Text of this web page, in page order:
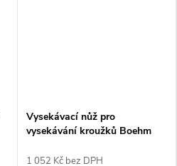
Vysekávací nůž pro
vysekávání kroužků Boehm
1 052 Kč bez DPH